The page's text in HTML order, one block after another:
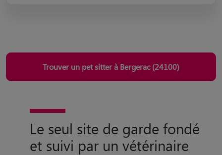
Trouver un pet sitter à Bergerac (24100)
Le seul site de garde fondé
et suivi par un vétérinaire